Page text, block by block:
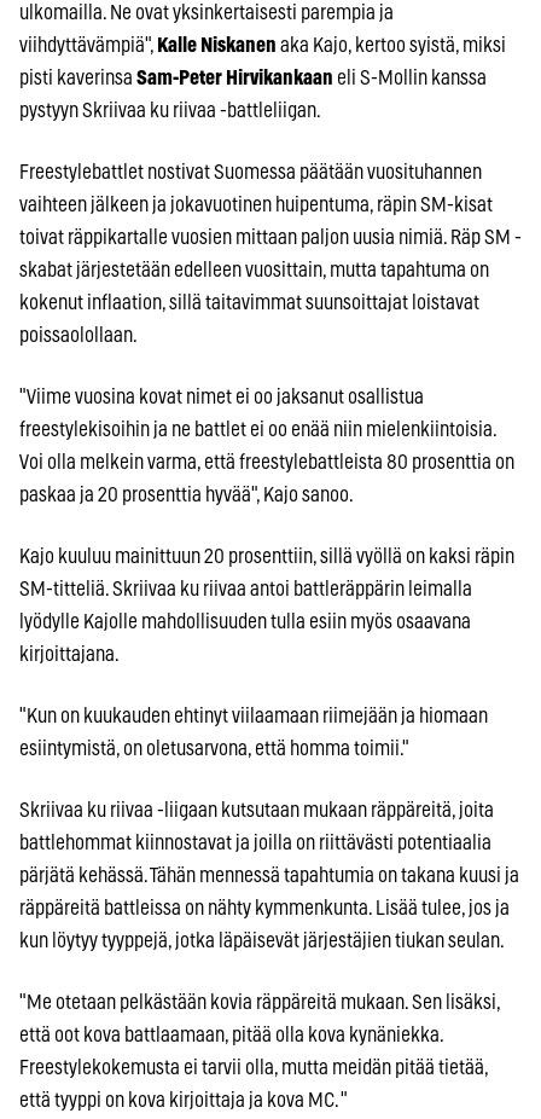
ulkomailla. Ne ovat yksinkertaisesti parempia ja
viihdyttävämpiä", Kalle Niskanen aka Kajo, kertoo syistä, miksi
pisti kaverinsa Sam-Peter Hirvikankaan eli S-Mollin kanssa
pystyyn Skriivaa ku riivaa -battleliigan.
Freestylebattlet nostivat Suomessa päätään vuosituhannen
vaihteen jälkeen ja jokavuotinen huipentuma, räpin SM-kisat
toivat räppikartalle vuosien mittaan paljon uusia nimiä. Räp SM -
skabat järjestetään edelleen vuosittain, mutta tapahtuma on
kokenut inflaation, sillä taitavimmat suunsoittajat loistavat
poissaolollaan.
"Viime vuosina kovat nimet ei oo jaksanut osallistua
freestylekisoihin ja ne battlet ei oo enää niin mielenkiintoisia.
Voi olla melkein varma, että freestylebattleista 80 prosenttia on
paskaa ja 20 prosenttia hyvää", Kajo sanoo.
Kajo kuuluu mainittuun 20 prosenttiin, sillä vyöllä on kaksi räpin
SM-titteliä. Skriivaa ku riivaa antoi battleräppärin leimalla
lyödylle Kajolle mahdollisuuden tulla esiin myös osaavana
kirjoittajana.
"Kun on kuukauden ehtinyt viilaamaan riimejään ja hiomaan
esiintymistä, on oletusarvona, että homma toimii."
Skriivaa ku riivaa -liigaan kutsutaan mukaan räppäreitä, joita
battlehommat kiinnostavat ja joilla on riittävästi potentiaalia
pärjätä kehässä. Tähän mennessä tapahtumia on takana kuusi ja
räppäreitä battleissa on nähty kymmenkunta. Lisää tulee, jos ja
kun löytyy tyyppejä, jotka läpäisevät järjestäjien tiukan seulan.
"Me otetaan pelkästään kovia räppäreitä mukaan. Sen lisäksi,
että oot kova battlaamaan, pitää olla kova kynäniekka.
Freestylekokemusta ei tarvii olla, mutta meidän pitää tietää,
että tyyppi on kova kirjoittaja ja kova MC. "